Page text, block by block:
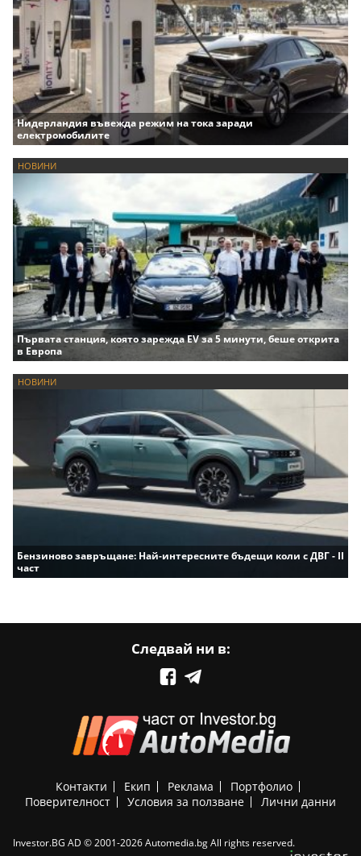
Нидерландия въвежда режим на тока заради
електромобилите
НОВИНИ
Първата станция, която зарежда EV за 5 минути, беше открита
в Европа
НОВИНИ
Бензиново завръщане: Най-интересните бъдещи коли с ДВГ - II
част
Следвай ни в:
Контакти Екип Реклама
Портфолио
Поверителност
Условия за ползване Лични данни
Investor.BG AD © 2001-2026 Automedia.bg All rights reserved.